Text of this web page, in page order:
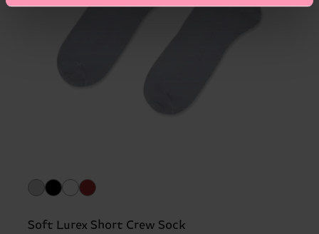
Soft Lurex Short Crew Sock